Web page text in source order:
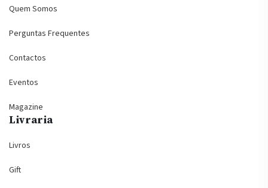
Quem Somos
Perguntas Frequentes
Contactos
Eventos
Magazine
Livraria
Livros
Gift